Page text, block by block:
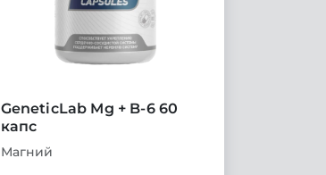
GeneticLab Mg + B-6 60
капс
Магний